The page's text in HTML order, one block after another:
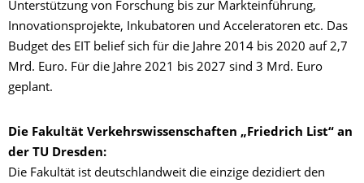
Unterstützung von Forschung bis zur Markteinführung,
Innovationsprojekte, Inkubatoren und Acceleratoren etc. Das
Budget des EIT belief sich für die Jahre 2014 bis 2020 auf 2,7
Mrd. Euro. Für die Jahre 2021 bis 2027 sind 3 Mrd. Euro
geplant.
Die Fakultät Verkehrswissenschaften „Friedrich List“ an
der TU Dresden:
Die Fakultät ist deutschlandweit die einzige dezidiert den